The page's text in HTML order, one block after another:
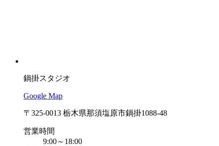
鍋掛スタジオ
Google Map
〒325-0013 栃木県那須塩原市鍋掛1088-48
営業時間
9:00～18:00